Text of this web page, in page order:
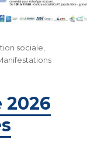
sociale,
2026